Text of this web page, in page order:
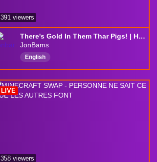
There's Gold In Them Thar Pigs! | Hardcore Vanilla 26.2
JonBams
English
391 viewers
LIVE
358 viewers